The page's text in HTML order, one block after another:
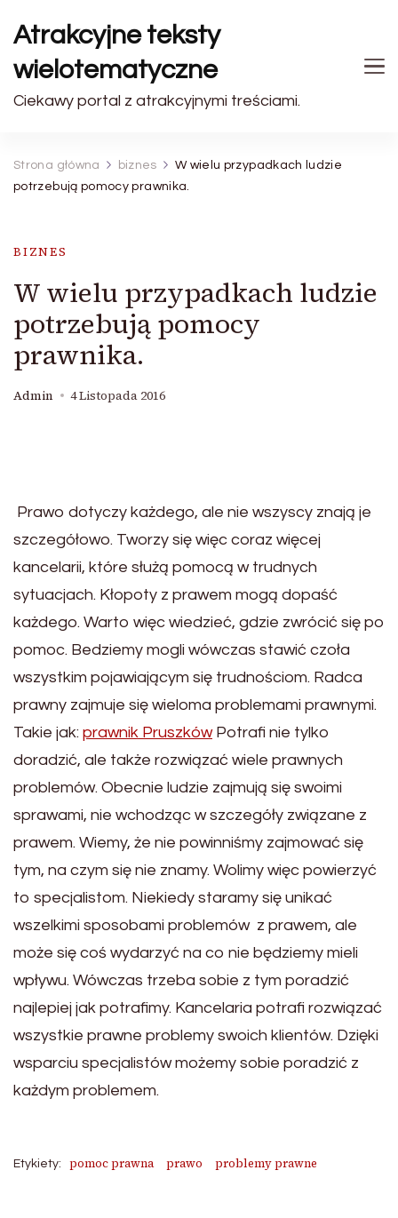
Atrakcyjne teksty
wielotematyczne
Ciekawy portal z atrakcyjnymi treściami.
Strona główna biznes
W wielu przypadkach ludzie
potrzebują pomocy prawnika.
BIZNES
W wielu przypadkach ludzie
potrzebują pomocy
prawnika.
Admin 4 Listopada 2016
Prawo dotyczy każdego, ale nie wszyscy znają je
szczegółowo. Tworzy się więc coraz więcej
kancelarii, które służą pomocą w trudnych
sytuacjach. Kłopoty z prawem mogą dopaść
każdego. Warto więc wiedzieć, gdzie zwrócić się po
pomoc. Bedziemy mogli wówczas stawić czoła
wszystkim pojawiającym się trudnościom. Radca
prawny zajmuje się wieloma problemami prawnymi.
Takie jak: prawnik PruszkówPotrafi nie tylko
doradzić, ale także rozwiązać wiele prawnych
problemów. Obecnie ludzie zajmują się swoimi
sprawami, nie wchodząc w szczegóły związane z
prawem. Wiemy, że nie powinniśmy zajmować się
tym, na czym się nie znamy. Wolimy więc powierzyć
to specjalistom. Niekiedy staramy się unikać
wszelkimi sposobami problemów z prawem, ale
może się coś wydarzyć na co nie będziemy mieli
wpływu. Wówczas trzeba sobie z tym poradzić
najlepiej jak potrafimy. Kancelaria potrafi rozwiązać
wszystkie prawne problemy swoich klientów. Dzięki
wsparciu specjalistów możemy sobie poradzić z
każdym problemem.
Etykiety: pomoc prawna prawo problemy prawne